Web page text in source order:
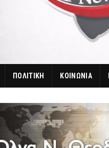
ΠΟΛΙΤΙΚΗ ΚΟΙΝΩΝΙΑ